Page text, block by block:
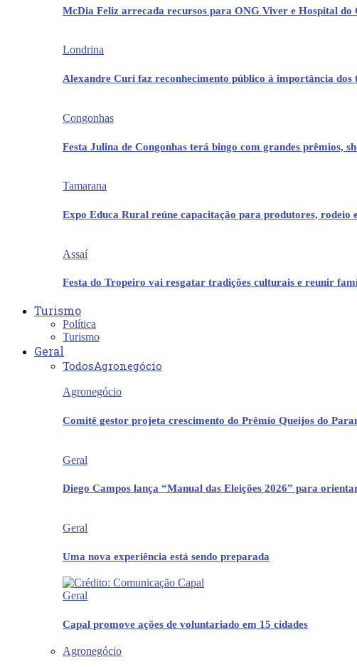
McDia Feliz arrecada recursos para ONG Viver e Hospital
Londrina
Alexandre Curi faz reconhecimento público à importância dos
Congonhas
Festa Julina de Congonhas terá bingo com grandes prêmios,
Tamarana
Expo Educa Rural reúne capacitação para produtores, rodeio
Assaí
Festa do Tropeiro vai resgatar tradições culturais e reunir
Turismo
Política
Turismo
Geral
TodosAgronegócio
Agronegócio
Comitê gestor projeta crescimento do Prêmio Queijos do
Geral
Diego Campos lança “Manual das Eleições 2026” para
Geral
Uma nova experiência está sendo preparada
Geral
Capal promove ações de voluntariado em 15 cidades
Agronegócio